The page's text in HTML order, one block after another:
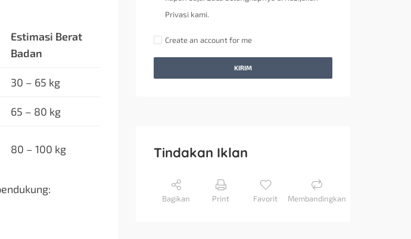
Estimasi Berat
Badan
30 – 65 kg
65 – 80 kg
80 – 100 kg
Privasi kami.
Create an account for me
KIRIM
Tindakan Iklan
Bagikan Print Favorit Membandingkan